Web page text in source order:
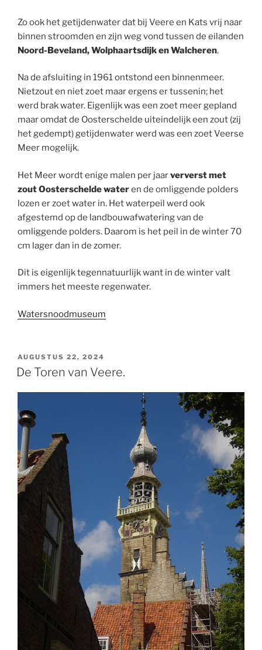
Zo ook het getijdenwater dat bij Veere en Kats vrij naar
binnen stroomden en zijn weg vond tussen de eilanden
Noord-Beveland, Wolphaartsdijk en Walcheren.
Na de afsluiting in 1961 ontstond een binnenmeer.
Nietzout en niet zoet maar ergens er tussenin; het
werd brak water. Eigenlijk was een zoet meer gepland
maar omdat de Oosterschelde uiteindelijk een zout (zij
het gedempt) getijdenwater werd was een zoet Veerse
Meer mogelijk.
Het Meer wordt enige malen per jaarververst met
zout Oosterschelde wateren de omliggende polders
lozen er zoet water in. Het waterpeil werd ook
afgestemd op de landbouwafwatering van de
omliggende polders. Daarom is het peil in de winter 70
cm lager dan in de zomer.
Dit is eigenlijk tegennatuurlijk want in de winter valt
immers het meeste regenwater.
Watersnoodmuseum
GEPLAATST
OP
AUGUSTUS 22, 2024
De Toren van Veere.